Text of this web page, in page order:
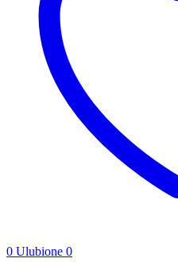
0 Ulubione 0